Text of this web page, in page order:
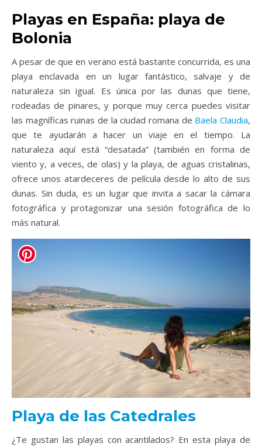
Playas en España: playa de
Bolonia
A pesar de que en verano está bastante concurrida, es una
playa enclavada en un lugar fantástico, salvaje y de
naturaleza sin igual. Es única por las dunas que tiene,
rodeadas de pinares, y porque muy cerca puedes visitar
las magníficas ruinas de la ciudad romana de Baela Claudia,
que te ayudarán a hacer un viaje en el tiempo. La
naturaleza aquí está “desatada” (también en forma de
viento y, a veces, de olas) y la playa, de aguas cristalinas,
ofrece unos atardeceres de película desde lo alto de sus
dunas. Sin duda, es un lugar que invita a sacar la cámara
fotográfica y protagonizar una sesión fotográfica de lo
más natural.
Playa de las Catedrales
¿Te gustan las playas con acantilados? En esta playa de